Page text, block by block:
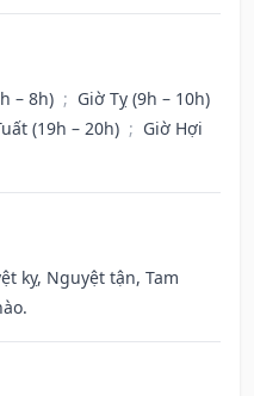
– 8h) ; Giờ Tỵ (9h – 10h)
(19h – 20h) ; Giờ Hợi
kỵ, Nguyệt tận, Tam